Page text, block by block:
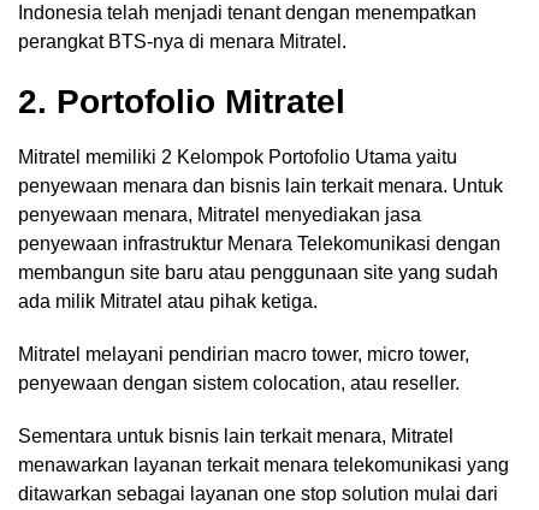
Indonesia telah menjadi tenant dengan menempatkan
perangkat BTS-nya di menara Mitratel.
2. Portofolio Mitratel
Mitratel memiliki 2 Kelompok Portofolio Utama yaitu
penyewaan menara dan bisnis lain terkait menara. Untuk
penyewaan menara, Mitratel menyediakan jasa
penyewaan infrastruktur Menara Telekomunikasi dengan
membangun site baru atau penggunaan site yang sudah
ada milik Mitratel atau pihak ketiga.
Mitratel melayani pendirian macro tower, micro tower,
penyewaan dengan sistem colocation, atau reseller.
Sementara untuk bisnis lain terkait menara, Mitratel
menawarkan layanan terkait menara telekomunikasi yang
ditawarkan sebagai layanan one stop solution mulai dari